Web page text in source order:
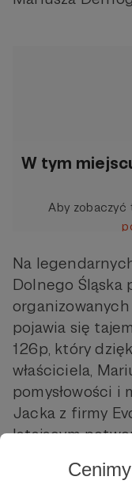
W tym
Aby zobaczyć
Na
Dolnego Śląska
organizowanych
pojawia się
126p, który
właściciela,
pomysłowości i
Jacka z firmy
latającym
Ten projekt to